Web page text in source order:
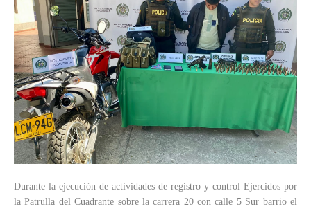
Durante la ejecución de actividades de registro y control Ejercidos por
la Patrulla del Cuadrante sobre la carrera 20 con calle 5 Sur barrio el